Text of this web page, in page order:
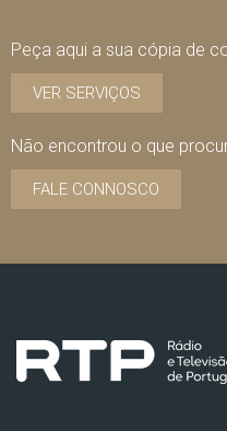
Peça aqui a sua cópia de
VER SERVIÇOS
Não encontrou o que
FALE CONNOSCO